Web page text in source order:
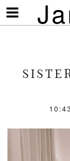
Visa/göm
meny